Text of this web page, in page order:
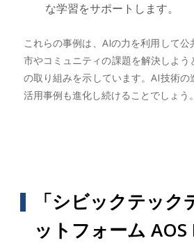
な学習をサポートします。
これらの事例は、AIの力を利用して
市やコミュニティの課題を解決しよう
の取り組みを示しています。AI技術
活用事例も進化し続けることでしょう。
「シビックテック
ットフォーム AOS